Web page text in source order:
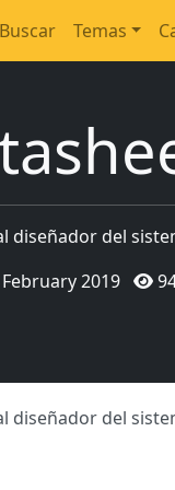
Buscar Temas
diseñador del
2019
diseñador del